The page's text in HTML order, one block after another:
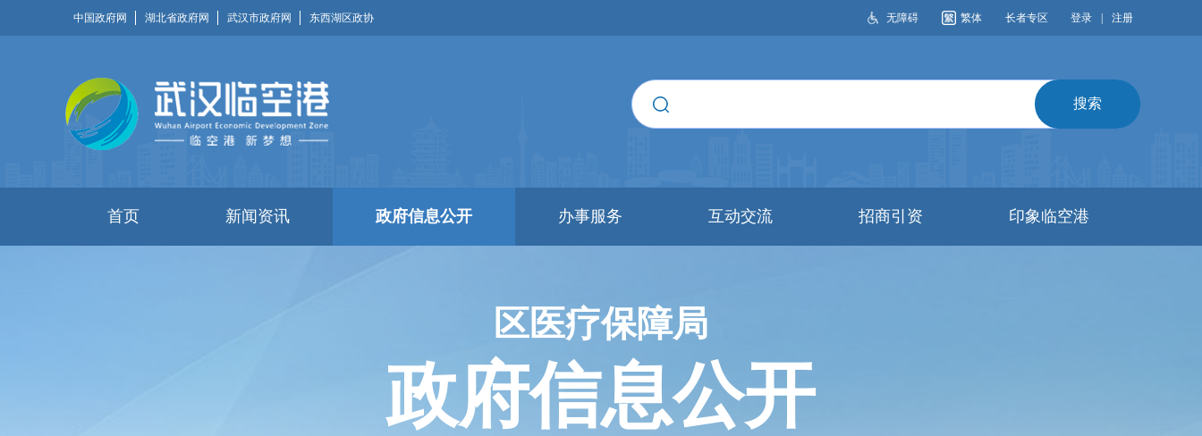
中国政府网 湖北省政府网 武汉市政府网 东西湖区政协 无障碍 繁体 长者专区 登录 注册
搜索
首页 新闻资讯 政府信息公开 办事服务 互动交流 招商引资 印象临空港
区医疗保障局
政府信息公开